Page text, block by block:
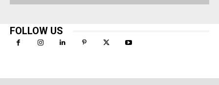
FOLLOW US